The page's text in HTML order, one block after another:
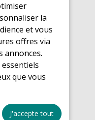
loisirs
la
et vous
offres via
annonces.
que vous
J'accepte tout